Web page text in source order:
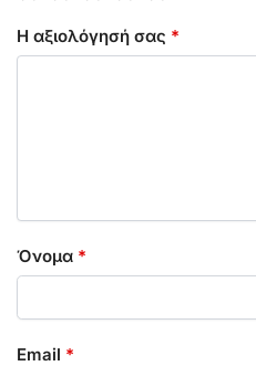
Η αξιολόγησή σας *
Όνομα *
Email *